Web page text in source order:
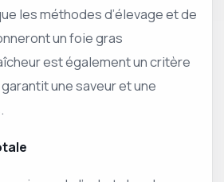
les méthodes d’élevage et de
un foie gras
est également un critère
une saveur et une